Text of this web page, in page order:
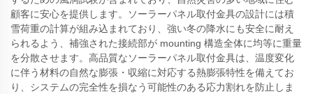
顧客に安心を提供します。ソーラーパネル取付金具の設計には積
雪荷重の計算が組み込まれており、強い冬の降水にも安全に耐え
られるよう、補強された接続部が mounting 構造全体に均等に重量
を分散させます。高品質なソーラーパネル取付金具は、温度変化
に伴う材料の自然な膨張・収縮に対応する熱膨張特性を備えてお
り、システムの完全性を損なう可能性のある応力割れを防止しま